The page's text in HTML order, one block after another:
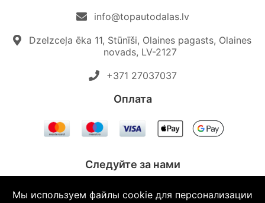
info@topautodalas.lv
Dzelzceļa ēka 11, Stūnīši, Olaines pagasts, Olaines
novads, LV-2127
+371 27037037‬
Oплата
Следуйте за нами
Мы используем файлы cookie для персонализации